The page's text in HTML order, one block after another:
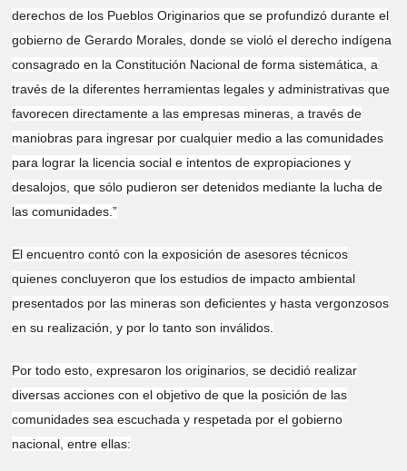
derechos de los Pueblos Originarios que se profundizó durante el
gobierno de Gerardo Morales, donde se violó el derecho indígena
consagrado en la Constitución Nacional de forma sistemática, a
través de la diferentes herramientas legales y administrativas que
favorecen directamente a las empresas mineras, a través de
maniobras para ingresar por cualquier medio a las comunidades
para lograr la licencia social e intentos de expropiaciones y
desalojos, que sólo pudieron ser detenidos mediante la lucha de
las comunidades.”
El encuentro contó con la exposición de asesores técnicos
quienes concluyeron que los estudios de impacto ambiental
presentados por las mineras son deficientes y hasta vergonzosos
en su realización, y por lo tanto son inválidos.
Por todo esto, expresaron los originarios, se decidió realizar
diversas acciones con el objetivo de que la posición de las
comunidades sea escuchada y respetada por el gobierno
nacional, entre ellas: